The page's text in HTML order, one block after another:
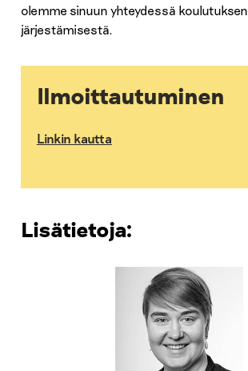
olemme sinuun yhteydessä koulutuksen
järjestämisestä.
Ilmoittautuminen
Linkin kautta
Lisätietoja: